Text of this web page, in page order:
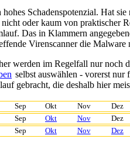
Schadenspotenzial. Hat
oder kaum von praktischer
Das in Klammern
Virenscanner die Malware
werden im Regelfall nur noch
selbst auswählen - vorerst nur
gebracht, die deshalb hier
Sep Okt Nov
Dez
Sep Okt Nov
Dez
Sep Okt Nov Dez